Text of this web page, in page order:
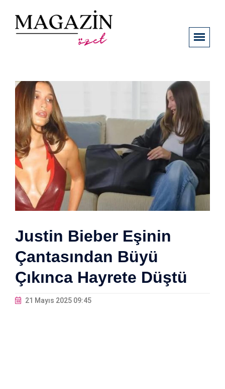
Justin Bieber Eşinin
Çantasından Büyü
Çıkınca Hayrete Düştü
21 Mayıs 2025 09:45